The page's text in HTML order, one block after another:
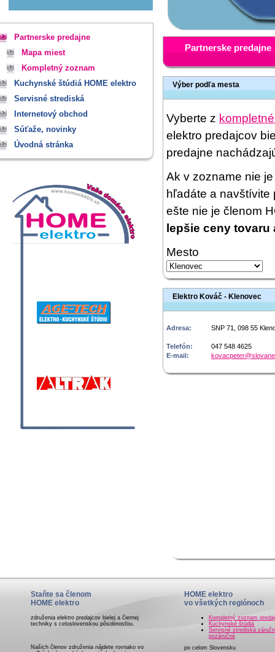
Partnerske predajne
Mapa miest
Kompletný zoznam
Kuchynské štúdiá HOME elektro
Servisné strediská
Internetový obchod
Súťaže, novinky
Úvodná stránka
Partnerske predajne
Výber podľa mesta
Vyberte z
elektro predajcov
predajne
Ak v zozname nie
hľadáte a navštívite
ešte nie je členom
lepšie ceny
Mesto
Elektro Kováč - Klenovec
Adresa: SNP 71, 098 55
Telefón:
047 548 4625
E-mail:
Staňte sa členom
HOME elektro
združenia elektro predajcov bielej a čiernej
techniky s celoslovenskou pôsobnosťou.
Našich členov združenia nájdete rovnako vo
HOME elektro
vo všetkých regiónoch
Kompletný zoznam
Kuchynské štúdiá
Servisné strediská
pozáručné
po celom Slovensku